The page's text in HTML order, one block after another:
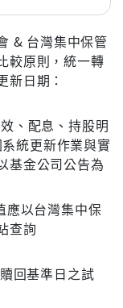
& 台灣集中保管
較原則，統一轉
新日期：
、配息、持股明
統更新作業與實
基金公司公告為
應以台灣集中保
查詢
回基準日之試